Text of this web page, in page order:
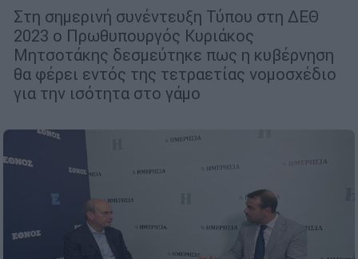
Στη σημερινή συνέντευξη Τύπου στη ΔΕΘ
2023 ο Πρωθυπουργός Κυριάκος
Μητσοτάκης δεσμεύτηκε πως η κυβέρνηση
θα φέρει εντός της τετραετίας νομοσχέδιο
για την ισότητα στο γάμο